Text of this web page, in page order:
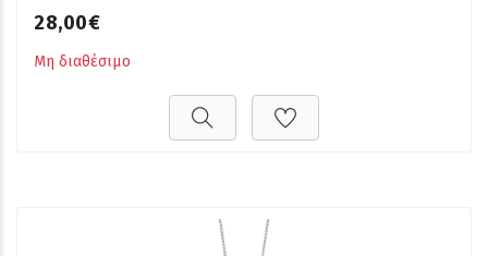
28,00€
Μη διαθέσιμο